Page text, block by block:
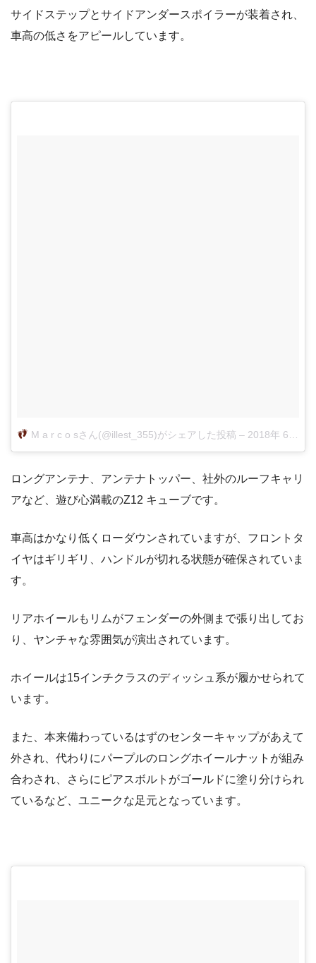
サイドステップとサイドアンダースポイラーが装着され、
車高の低さをアピールしています。
M a r c o sさん(@illest_355)がシェアした投稿 – 2018年 6月月26日午前4時30分PDT
ロングアンテナ、アンテナトッパー、社外のルーフキャリ
アなど、遊び心満載のZ12 キューブです。
車高はかなり低くローダウンされていますが、フロントタ
イヤはギリギリ、ハンドルが切れる状態が確保されていま
す。
リアホイールもリムがフェンダーの外側まで張り出してお
り、ヤンチャな雰囲気が演出されています。
ホイールは15インチクラスのディッシュ系が履かせられて
います。
また、本来備わっているはずのセンターキャップがあえて
外され、代わりにパープルのロングホイールナットが組み
合わされ、さらにピアスボルトがゴールドに塗り分けられ
ているなど、ユニークな足元となっています。